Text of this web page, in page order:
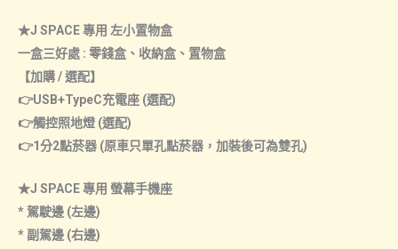
量
★J SPACE 專用 左小置物盒
一盒三好處 : 零錢盒、收納盒、置物盒
【加購 / 選配】
👉USB+TypeC充電座 (選配)
👉觸控照地燈 (選配)
👉1分2點菸器 (原車只單孔點菸器，加裝後可為雙孔)
★J SPACE 專用 螢幕手機座
* 駕駛邊 (左邊)
* 副駕邊 (右邊)